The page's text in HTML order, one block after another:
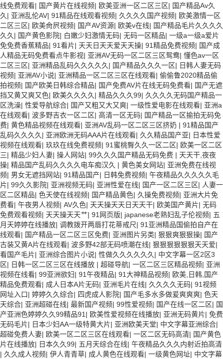
线免费观看| 国产黄片在线视频| 欧美亚洲一区二区三区| 国产精品Av久
久 | 亚洲乱伦AV| 91精品在线观看视频| 久久久久国产视频| 欧美激情一区
二区三区| 欧美肏屄视频| 国产AV资源| 欧美v在线| 国产精品毛片久久久久
久久 | 国产黄色影院| 白嫩少妇激情无码| 无码一区精品| 一级a一级a爱片
免免费香蕉精品| 91看片| 天天日天天爱天天操| 91精品免费视频| 国产成
人精品无码免费看点牛影视| 亚洲AV无码一区二区三区鸳鸯| 懂色av一区
二区三区| 亚洲精品乱码久久久久久 | 国产精品久久久一区| 日韩人妻无码
视频| 亚洲AV小说| 亚洲精品一区二区三区在线观看| 偷偷鲁2020精品偷
拍视频| 国产欧美日韩综合精品| 国产免费AV片在线无码免费看| 国产无遮
挡又黄又爽又色| 欧美久久久久 | 精品久久久99| 久久久久无码国产精品一
区洗澡| 性爱导航综合| 国产又粗又大又爽| 一级性爱电影在线观看| 亚洲a
在线观看| 波多野吉衣一区二区| 高清一区无码| 国产精品一区揄拍无码免
费| 黄色精品视频在线观看| 亚洲AV乱码一区二区三区挤奶 | 91精品国产
乱码久久久久 | 亚洲欧洲无码AAA片在线观看| 久久精品国产亚| 日本性爱
视频在线观看| 玖玖在线免费视频| 91蜜桃臀久久一区二区| 欧美一区二区
三| 精品少妇人妻| 操人网站| 99久久久国产精品无码免费 | 天天干,夜夜
操| 精品国产乱码久久久久电车痴汉久 | 黄色美女网站| 亚洲免费在线视
频| 男女无遮挡网站| 91精品国产| 日韩免费视频| 午夜精品久久久久久毛
片| 99久久影院| 亚洲视频无码| 亚洲性爱在线| 国产一区二区三区| 人妻一
区二区精品| 色天使在线视频| 国产精品黄色| 久操免费视频| 亚洲大片免
费看| 午夜男人视频| AV久色| 天天操天天日天天干| 欧美国产黄片| 无码
免费观看视频| 天天操天天艹| 91网页版| japanese老熟妇乱子伦视频| 五
月天婷婷在线播放| 调教拨开两唇打花蒂戒尺| 91亚洲精品国偷拍自产在
线观看| 国产精品一区二区三区免费| 亚洲图片另类| 狠狠爽狠狠操| 国产
古装又黄A片在线观看| 波多野42部无码喷潮在线| 狠狠狠狠狠狠天天爱|
看国产毛片| 亚洲综合图片小说| 性做久久久久久久 | 中文字幕一区2区3
区| 日韩一区二区三区在线播放 | 超碰导航| 一区二区三区精品视频| 亚洲
视频在线看| 99亚洲欲妇| 91午夜精品| 91大神精品视频| 欧美,日韩,国产
精品免费观看| 成人日本A片无码| 亚洲毛片在线| 久久久久无码| 91视频
网址入口| 婷婷久久综合| 四虎成人影院| 国产毛多水多做爰爽爽爽| 色天
天综合| 亚洲超碰在线| 最新国产视频| 99性爱视频| 国产在线一区二区| 国
产亚洲色婷婷久久99精品91 | 欧美性爱视频在线播放| 亚洲无码黄片| 免费
无码毛片| 日本少妇AA一级特黄大片| 亚洲欧美天堂| 中文字幕亚洲综合|
超碰免费人妻| 欧美一区二区三区在线观看| 一区二区无码高清| 国产黄色
片在线播放| 日本久久99| 五月天综合在线| 午夜精品久久久内射近拍高清
| 久久成人视频| 伊人青青草| 成人黄色在线观看| 一级黄色网址| 中文字幕